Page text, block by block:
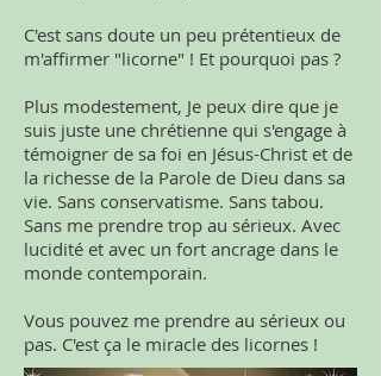
C'est sans doute un peu prétentieux de
m'affirmer "licorne" ! Et pourquoi pas ?
Plus modestement, Je peux dire que je
suis juste une chrétienne qui s'engage à
témoigner de sa foi en Jésus-Christ et de
la richesse de la Parole de Dieu dans sa
vie. Sans conservatisme. Sans tabou.
Sans me prendre trop au sérieux. Avec
lucidité et avec un fort ancrage dans le
monde contemporain.
Vous pouvez me prendre au sérieux ou
pas. C'est ça le miracle des licornes !